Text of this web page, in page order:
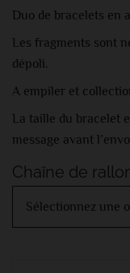
Duo de bracelets en
Les fragments sont
dépoli.
A empiler et
La taille du bracelet
message avant
Chaîne de